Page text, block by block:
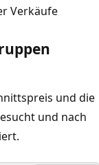
Verkäufe
und die
und nach